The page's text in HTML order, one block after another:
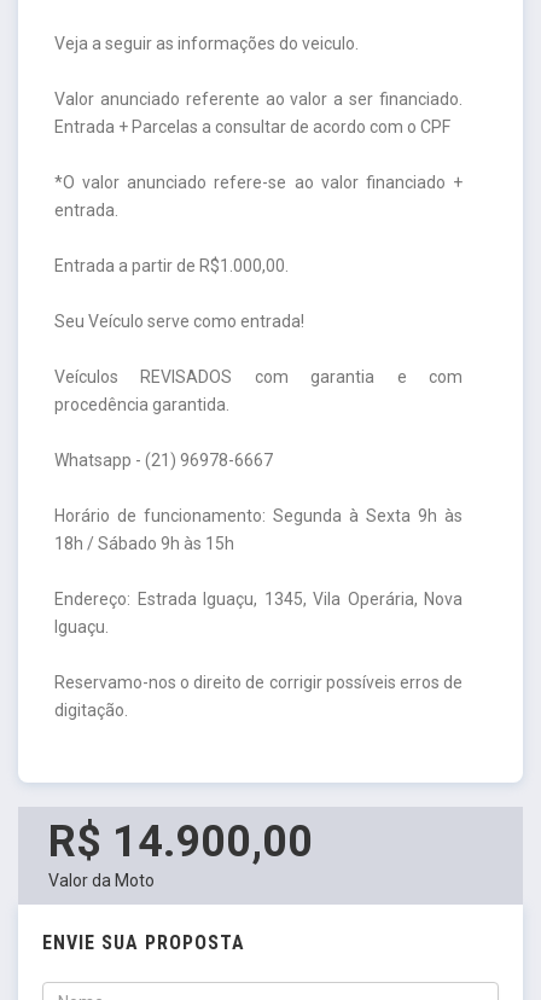
Veja a seguir as informações do veiculo.
Valor anunciado referente ao valor a ser financiado.
Entrada + Parcelas a consultar de acordo com o CPF
*O valor anunciado refere-se ao valor financiado +
entrada.
Entrada a partir de R$1.000,00.
Seu Veículo serve como entrada!
Veículos REVISADOS com garantia e com
procedência garantida.
Whatsapp - (21) 96978-6667
Horário de funcionamento: Segunda à Sexta 9h às
18h / Sábado 9h às 15h
Endereço: Estrada Iguaçu, 1345, Vila Operária, Nova
Iguaçu.
Reservamo-nos o direito de corrigir possíveis erros de
digitação.
R$ 14.900,00
Valor da Moto
ENVIE SUA PROPOSTA